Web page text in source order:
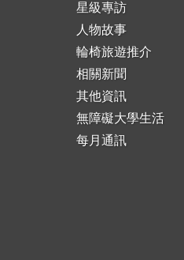
星級專訪
人物故事
輪椅旅遊推介
相關新聞
其他資訊
無障礙大學生活
每月通訊